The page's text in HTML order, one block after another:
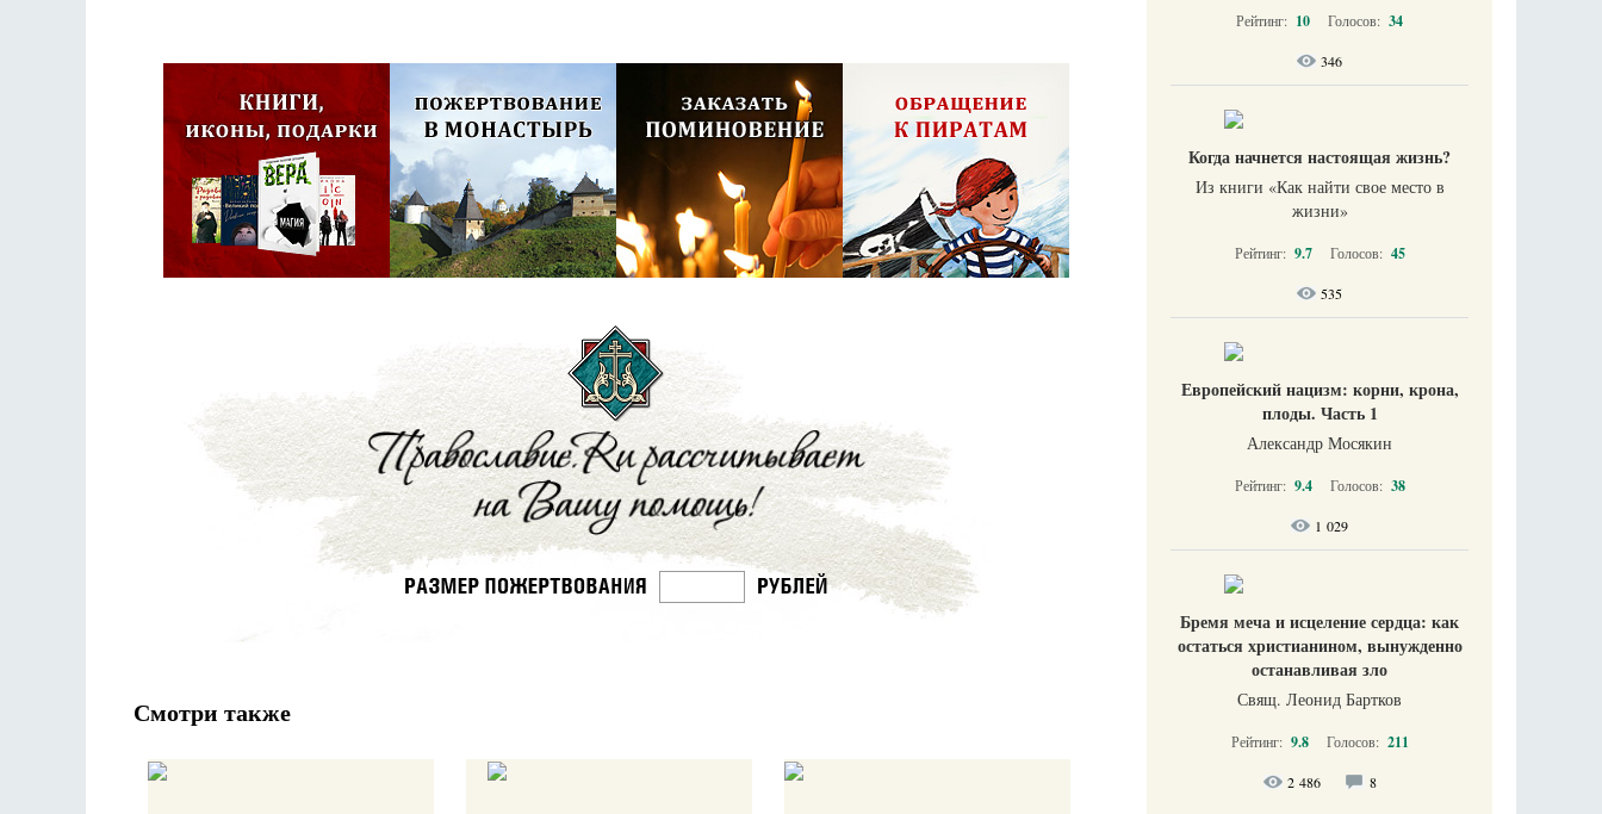
Смотри также
Рейтинг: 10 Голосов: 34
346
Когда начнется настоящая жизнь?
Из книги «Как найти свое место в
жизни​»
Рейтинг: 9.7 Голосов: 45
535
Европейский нацизм: корни, крона,
плоды. Часть 1
Александр Мосякин
Рейтинг: 9.4 Голосов: 38
1 029
Бремя меча и исцеление сердца: как
остаться христианином, вынужденно
останавливая зло
Свящ. Леонид Бартков
Рейтинг: 9.8 Голосов: 211
2 486 8